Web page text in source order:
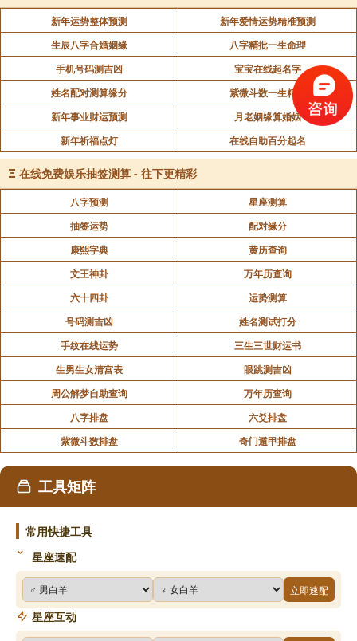
新年运势整体预测
新年爱情运势精准预测
生辰八字合婚姻缘
八字精批一生命理
手机号码测吉凶
宝宝在线起名字
姓名配对测算缘分
紫微斗数一生精批
新年事业财运预测
月老姻缘算婚姻
新年祈福点灯
在线自助百分起名
Ξ 在线免费娱乐抽签测算 - 往下更精彩
八字预测
星座测算
抽签运势
配对缘分
康熙字典
黄历查询
文王神卦
万年历查询
六十四卦
运势测算
号码测吉凶
姓名测试打分
手纹在线运势
三生三世财运书
生男生女清宫表
眼跳测吉凶
周公解梦自助查询
万年历查询
八字排盘
六爻排盘
紫微斗数排盘
奇门遁甲排盘
工具矩阵
常用快捷工具
星座速配
立即速配
星座互动